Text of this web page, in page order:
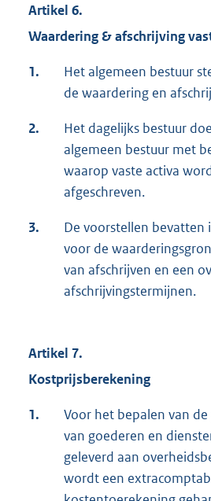
Artikel 6.
Waardering & afschrijving
1.
Het algemeen bestuur
de waardering en
2.
Het dagelijks bestuur
algemeen bestuur met
waarop vaste activa
afgeschreven.
3.
De voorstellen bevatten
voor de
van afschrijven en een
afschrijvingstermijnen.
Artikel 7.
Kostprijsberekening
1.
Voor het bepalen van
van goederen en
geleverd aan
wordt een